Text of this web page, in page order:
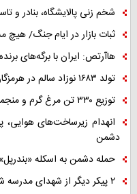
شخم زنی پالایشگاه، بنادر و
ثبات بازار در ایام جنگ/ هیچ
هاآرتص: ایران با برگه‌های
تولد ۱۶۸۳ نوزاد سالم در هرمزگان در جنگ تحمیلی
توزیع ۳۳۰ تن مرغ گرم و منجمد در هرمزگان
انهدام زیرساخت‌های
دشمن
حمله دشمن به اسکله «بندرپل» در
۲ پیکر دیگر از شهدای مدرسه شجره طیبه میناب شناسایی شد